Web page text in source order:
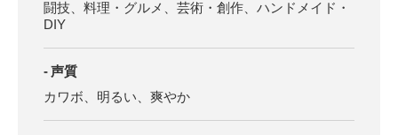
闘技、料理・グルメ、芸術・創作、ハンドメイド・
DIY
声質
カワボ、明るい、爽やか